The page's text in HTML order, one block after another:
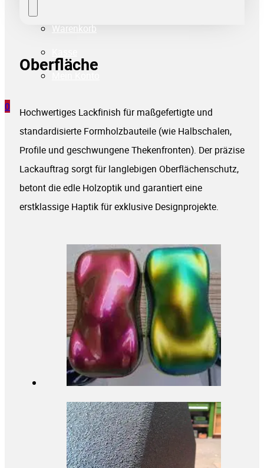
Warenkorb
0
Oberfläche
Hochwertiges Lackfinish für maßgefertigte und
standardisierte Formholzbauteile (wie Halbschalen,
Profile und geschwungene Thekenfronten). Der präzise
Lackauftrag sorgt für langlebigen Oberflächenschutz,
betont die edle Holzoptik und garantiert eine
erstklassige Haptik für exklusive Designprojekte.